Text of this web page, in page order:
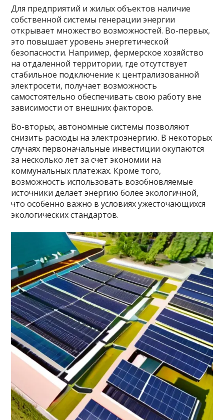
Для предприятий и жилых объектов наличие
собственной системы генерации энергии
открывает множество возможностей. Во-первых,
это повышает уровень энергетической
безопасности. Например, фермерское хозяйство
на отдаленной территории, где отсутствует
стабильное подключение к централизованной
электросети, получает возможность
самостоятельно обеспечивать свою работу вне
зависимости от внешних факторов.
Во-вторых, автономные системы позволяют
снизить расходы на электроэнергию. В некоторых
случаях первоначальные инвестиции окупаются
за несколько лет за счет экономии на
коммунальных платежах. Кроме того,
возможность использовать возобновляемые
источники делает энергию более экологичной,
что особенно важно в условиях ужесточающихся
экологических стандартов.